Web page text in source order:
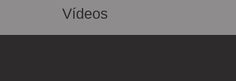
Vídeos